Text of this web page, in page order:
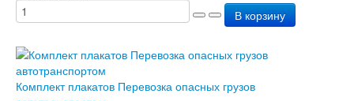
В корзину
Комплект плакатов Перевозка опасных грузов